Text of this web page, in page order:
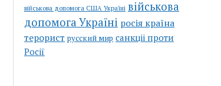
військова допомога США Україні військова
допомога Україні росія країна
терорист русский мир санкціі проти
Росії